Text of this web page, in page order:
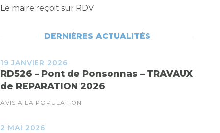
Le maire reçoit sur RDV
DERNIÈRES ACTUALITÉS
19 JANVIER 2026
RD526 – Pont de Ponsonnas – TRAVAUX
de REPARATION 2026
AVIS À LA POPULATION
2 MAI 2026